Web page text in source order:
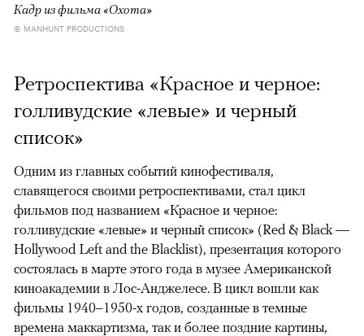
Кадр из фильма «Охота»
© MANHUNT PRODUCTIONS
Ретроспектива «Красное и черное:
голливудские «левые» и черный
список»
Одним из главных событий кинофестиваля,
славящегося своими ретроспективами, стал цикл
фильмов под названием «Красное и черное:
голливудские «левые» и черный список» (Red & Black —
Hollywood Left and the Blacklist), презентация которого
состоялась в марте этого года в музее Американской
киноакадемии в Лос-Анджелесе. В цикл вошли как
фильмы 1940–1950-х годов, созданные в темные
времена маккартизма, так и более поздние картины,